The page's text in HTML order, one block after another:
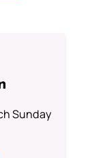
Sunday